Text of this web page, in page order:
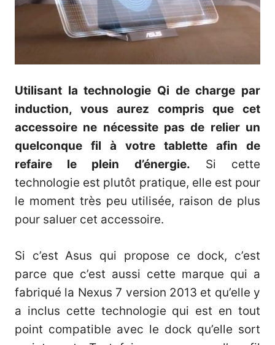
Utilisant la technologie Qi de charge par
induction, vous aurez compris que cet
accessoire ne nécessite pas de relier un
quelconque fil à votre tablette afin de
refaire le plein d’énergie. Si cette
technologie est plutôt pratique, elle est pour
le moment très peu utilisée, raison de plus
pour saluer cet accessoire.
Si c’est Asus qui propose ce dock, c’est
parce que c’est aussi cette marque qui a
fabriqué la Nexus 7 version 2013 et qu’elle y
a inclus cette technologie qui est en tout
point compatible avec le dock qu’elle sort